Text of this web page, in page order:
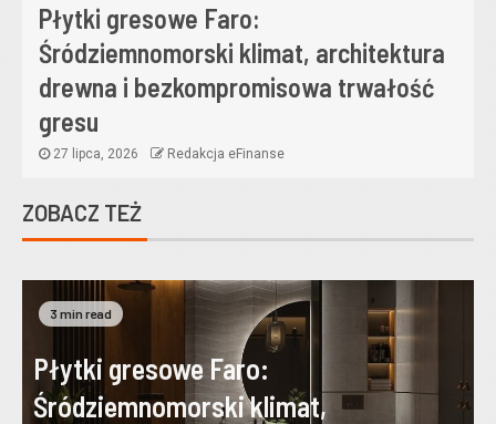
Płytki gresowe Faro:
Śródziemnomorski klimat, architektura
drewna i bezkompromisowa trwałość
gresu
27 lipca, 2026 Redakcja eFinanse
ZOBACZ TEŻ
3 min read
Płytki gresowe Faro:
Śródziemnomorski klimat,